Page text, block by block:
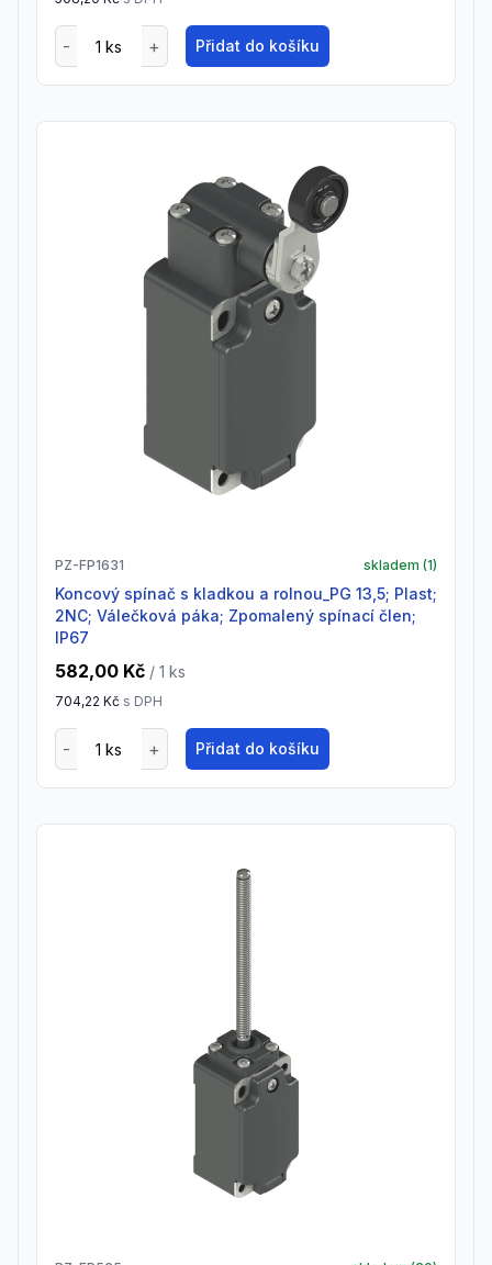
Přidat do košíku
PZ-FP1631 skladem (1)
Koncový spínač s kladkou a rolnou_PG 13,5; Plast;
2NC; Válečková páka; Zpomalený spínací člen;
IP67
582,00 Kč / 1 ks
704,22 Kč s DPH
Přidat do košíku